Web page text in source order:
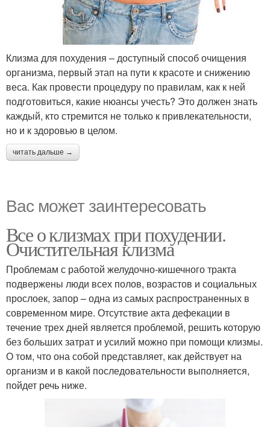
Клизма для похудения – доступный способ очищения
организма, первый этап на пути к красоте и снижению
веса. Как провести процедуру по правилам, как к ней
подготовиться, какие нюансы учесть? Это должен знать
каждый, кто стремится не только к привлекательности,
но и к здоровью в целом.
читать дальше →
Вас может заинтересовать
Все о клизмах при похудении.
Очистительная клизма
Проблемам с работой желудочно-кишечного тракта
подвержены люди всех полов, возрастов и социальных
прослоек, запор – одна из самых распространенных в
современном мире. Отсутствие акта дефекации в
течение трех дней является проблемой, решить которую
без больших затрат и усилий можно при помощи клизмы.
О том, что она собой представляет, как действует на
организм и в какой последовательности выполняется,
пойдет речь ниже.